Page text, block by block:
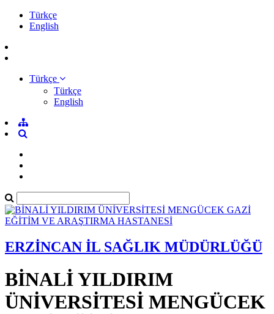
Türkçe
English
Türkçe
Türkçe
English
ERZİNCAN İL SAĞLIK MÜDÜRLÜĞÜ
BİNALİ YILDIRIM
ÜNİVERSİTESİ MENGÜCEK